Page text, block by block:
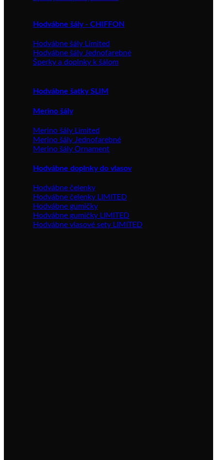
Hodvábne šály - CHIFFON
Hodvábne šály Limited
Hodvábne šály Jednofarebné
Šperky a doplnky k šálom
Hodvábne šatky SLIM
Merino šály
Merino šály Limited
Merino šály Jednofarebné
Merino šály Ornament
Hodvábne doplnky do vlasov
Hodvábne čelenky
Hodvábne čelenky LIMITED
Hodvábne gumičky
Hodvábne gumičky LIMITED
Hodvábne vlasové sety LIMITED